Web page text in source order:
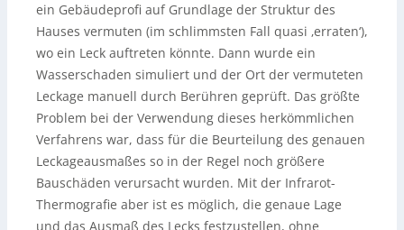
ein Gebäudeprofi auf Grundlage der Struktur des
Hauses vermuten (im schlimmsten Fall quasi ‚erraten‘),
wo ein Leck auftreten könnte. Dann wurde ein
Wasserschaden simuliert und der Ort der vermuteten
Leckage manuell durch Berühren geprüft. Das größte
Problem bei der Verwendung dieses herkömmlichen
Verfahrens war, dass für die Beurteilung des genauen
Leckageausmaßes so in der Regel noch größere
Bauschäden verursacht wurden. Mit der Infrarot-
Thermografie aber ist es möglich, die genaue Lage
und das Ausmaß des Lecks festzustellen, ohne